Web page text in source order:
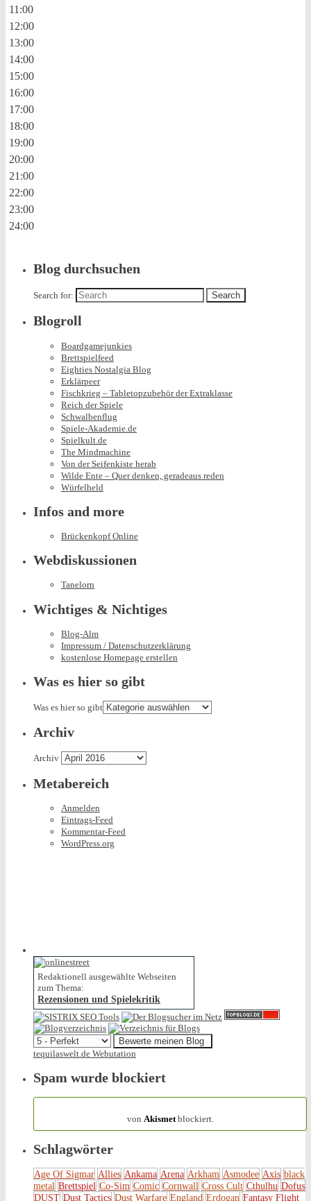
11:00
12:00
13:00
14:00
15:00
16:00
17:00
18:00
19:00
20:00
21:00
22:00
23:00
24:00
Blog durchsuchen
Search for:
Blogroll
Boardgamejunkies
Brettspielfeed
Eighties Nostalgia Blog
Erklärpeer
Fischkrieg – Tabletopzubehör der Extraklasse
Reich der Spiele
Schwalbenflug
Spiele-Akademie.de
Spielkult.de
The Mindmachine
Von der Seifenkiste herab
Wilde Ente – Quer denken, geradeaus reden
Würfelheld
Infos and more
Brückenkopf Online
Webdiskussionen
Tanelorn
Wichtiges & Nichtiges
Blog-Alm
Impressum / Datenschutzerklärung
kostenlose Homepage erstellen
Was es hier so gibt
Was es hier so gibt
Archiv
Archiv
Metabereich
Anmelden
Eintrags-Feed
Kommentar-Feed
WordPress.org
Redaktionell ausgewählte Webseiten
zum Thema:
Rezensionen und Spielekritik
tequilaswelt.de Webutation
Spam wurde blockiert
von Akismetblockiert.
Schlagwörter
Age Of Sigmar Allies Ankama Arena Arkham Asmodee Axis black
metal Brettspiel Co-Sim Comic Cornwall Cross Cult Cthulhu Dofus
DUST Dust Tactics Dust Warfare England Erdogan Fantasy Flight